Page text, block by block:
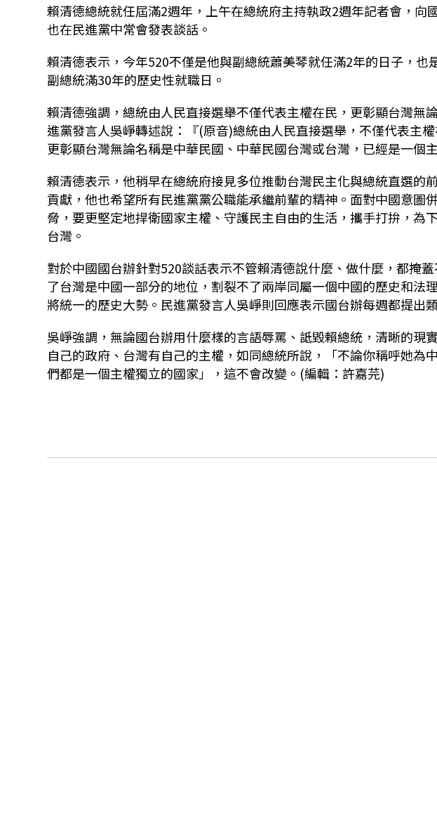
賴清德總統就任屆滿2週年，上午在總統府主持執政2週年記者會，向
也在民進黨中常會發表談話。
賴清德表示，今年520不僅是他與副總統蕭美琴就任滿2年的日子，也
副總統滿30年的歷史性就職日。
賴清德強調，總統由人民直接選舉不僅代表主權在民，更彰顯台灣無
進黨發言人吳崢轉述說：『(原音)總統由人民直接選舉，不僅代表主
更彰顯台灣無論名稱是中華民國、中華民國台灣或台灣，已經是一個
賴清德表示，他稍早在總統府接見多位推動台灣民主化與總統直選的
貢獻，他也希望所有民進黨黨公職能承繼前輩的精神。面對中國意圖
脅，要更堅定地捍衛國家主權、守護民主自由的生活，攜手打拚，為
台灣。
對於中國國台辦針對520談話表示不管賴清德說什麼、做什麼，都掩
了台灣是中國一部分的地位，割裂不了兩岸同屬一個中國的歷史和法
將統一的歷史大勢。民進黨發言人吳崢則回應表示國台辦每週都提出
吳崢強調，無論國台辦用什麼樣的言語辱罵、詆毀賴總統，清晰的現
自己的政府、台灣有自己的主權，如同總統所說，「不論你稱呼她為
們都是一個主權獨立的國家」，這不會改變。(編輯：許嘉芫)